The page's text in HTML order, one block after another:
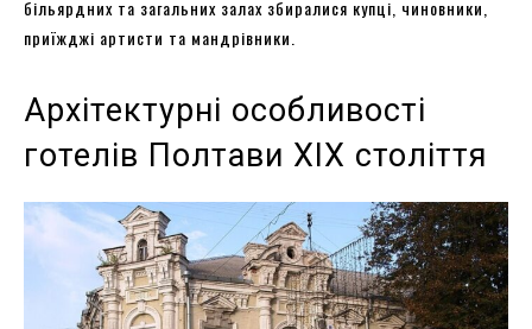
більярдних та загальних залах збиралися купці, чиновники,
приїжджі артисти та мандрівники.
Архітектурні особливості
готелів Полтави XIX століття